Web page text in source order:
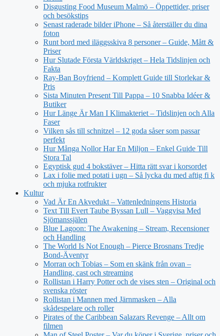
Disgusting Food Museum Malmö – Öppettider, priser
och besökstips
Senast raderade bilder iPhone – Så återställer du dina
foton
Runt bord med iläggsskiva 8 personer – Guide, Mått &
Priser
Hur Slutade Första Världskriget – Hela Tidslinjen och
Fakta
Ray-Ban Boyfriend – Komplett Guide till Storlekar &
Pris
Sista Minuten Present Till Pappa – 10 Snabba Idéer &
Butiker
Hur Länge Är Man I Klimakteriet – Tidslinjen och Alla
Faser
Vilken sås till schnitzel – 12 goda såser som passar
perfekt
Hur Många Nollor Har En Miljon – Enkel Guide Till
Stora Tal
Egyptisk gud 4 bokstäver – Hitta rätt svar i korsordet
Lax i folie med potati i ugn – Så lycka du med aftig fi k
och mjuka rotfrukter
Kultur
Vad Är En Akvedukt – Vattenledningens Historia
Text Till Evert Taube Byssan Lull – Vaggvisa Med
Sjömanssjälen
Blue Lagoon: The Awakening – Stream, Recensioner
och Handling
The World Is Not Enough – Pierce Brosnans Tredje
Bond-Äventyr
Morran och Tobias – Som en skänk från ovan –
Handling, cast och streaming
Rollistan i Harry Potter och de vises sten – Original och
svenska röster
Rollistan i Mannen med Järnmasken – Alla
skådespelare och roller
Pirates of the Caribbean Salazars Revenge – Allt om
filmen